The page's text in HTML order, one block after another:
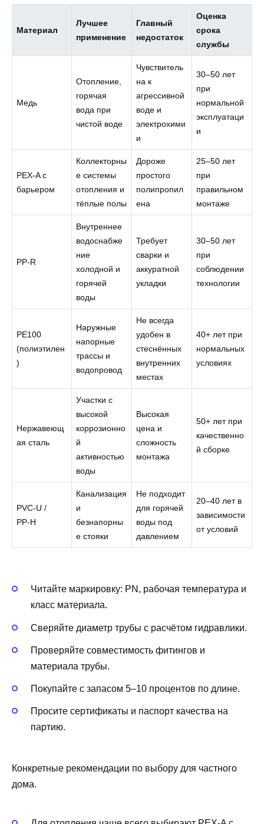
Материал
Лучшее
применение
Главный
недостаток
Оценка
срока
службы
Медь
Отопление,
горячая
вода при
чистой воде
Чувствитель
на к
агрессивной
воде и
электрохими
и
30–50 лет
при
нормальной
эксплуатаци
и
PEX‑A с
барьером
Коллекторны
е системы
отопления и
тёплые полы
Дороже
простого
полипропил
ена
25–50 лет
при
правильном
монтаже
PP‑R
Внутреннее
водоснабже
ние
холодной и
горячей
воды
Требует
сварки и
аккуратной
укладки
30–50 лет
при
соблюдении
технологии
PE100
(полиэтилен
)
Наружные
напорные
трассы и
водопровод
Не всегда
удобен в
стеснённых
внутренних
местах
40+ лет при
нормальных
условиях
Нержавеющ
ая сталь
Участки с
высокой
коррозионно
й
активностью
воды
Высокая
цена и
сложность
монтажа
50+ лет при
качественно
й сборке
PVC‑U /
PP‑H
Канализация
и
безнапорны
е стояки
Не подходит
для горячей
воды под
давлением
20–40 лет в
зависимости
от условий
Читайте маркировку: PN, рабочая температура и
класс материала.
Сверяйте диаметр трубы с расчётом гидравлики.
Проверяйте совместимость фитингов и
материала трубы.
Покупайте с запасом 5–10 процентов по длине.
Просите сертификаты и паспорт качества на
партию.
Конкретные рекомендации по выбору для частного
дома.